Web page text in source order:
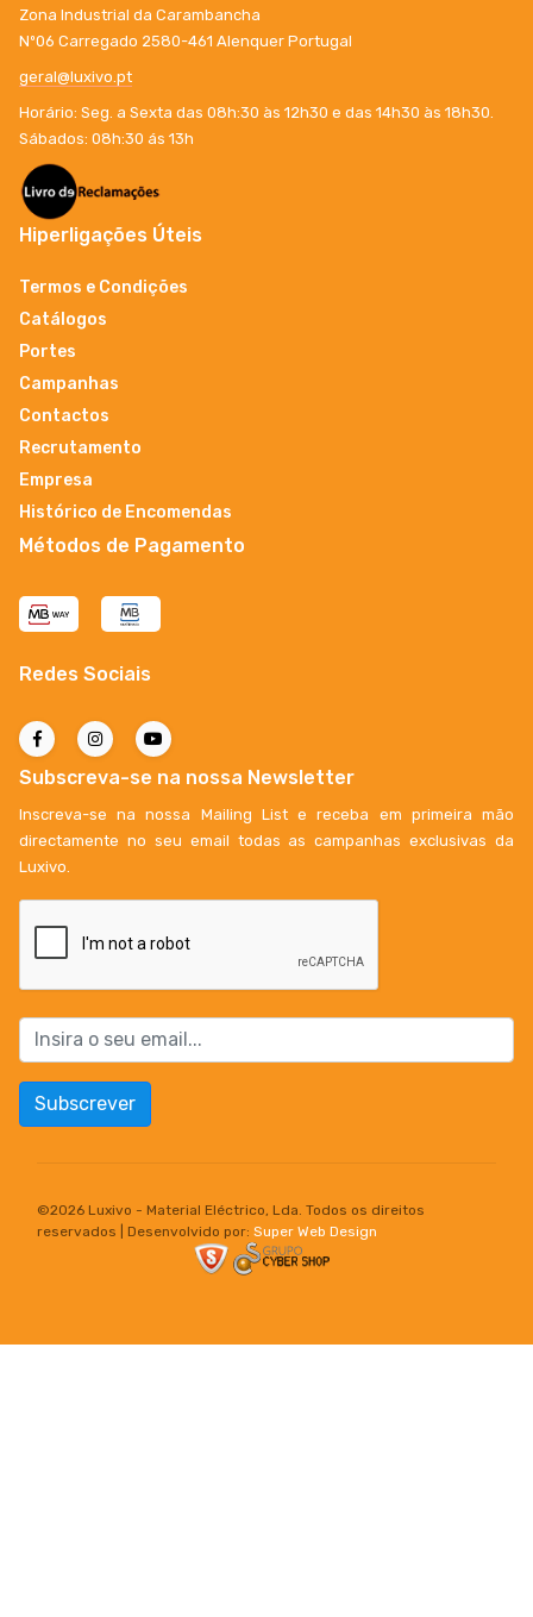
Zona Industrial da Carambancha
Nº06 Carregado 2580-461 Alenquer Portugal
geral@luxivo.pt
Horário: Seg. a Sexta das 08h:30 às 12h30 e das 14h30 às 18h30.
Sábados: 08h:30 ás 13h
Hiperligações Úteis
Termos e Condições
Catálogos
Portes
Campanhas
Contactos
Recrutamento
Empresa
Histórico de Encomendas
Métodos de Pagamento
Redes Sociais
Subscreva-se na nossa Newsletter
Inscreva-se na nossa Mailing List e receba em primeira mão
directamente no seu email todas as campanhas exclusivas da
Luxivo.
Subscrever
©2026 Luxivo - Material Eléctrico, Lda. Todos os direitos
reservados | Desenvolvido por: Super Web Design